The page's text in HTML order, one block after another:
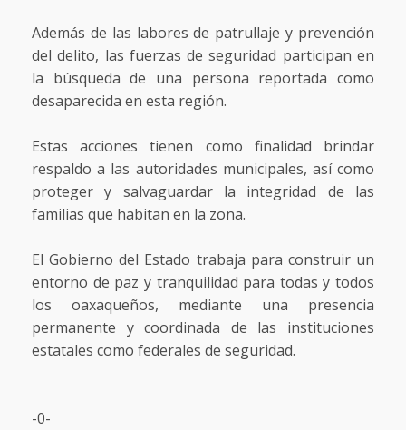
Además de las labores de patrullaje y prevención
del delito, las fuerzas de seguridad participan en
la búsqueda de una persona reportada como
desaparecida en esta región.
Estas acciones tienen como finalidad brindar
respaldo a las autoridades municipales, así como
proteger y salvaguardar la integridad de las
familias que habitan en la zona.
El Gobierno del Estado trabaja para construir un
entorno de paz y tranquilidad para todas y todos
los oaxaqueños, mediante una presencia
permanente y coordinada de las instituciones
estatales como federales de seguridad.
-0-